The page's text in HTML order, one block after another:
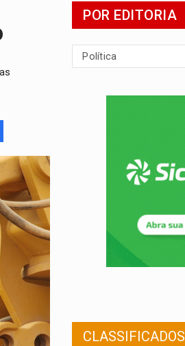
na escola
POR EDITORIA
CLASSIFICADOS